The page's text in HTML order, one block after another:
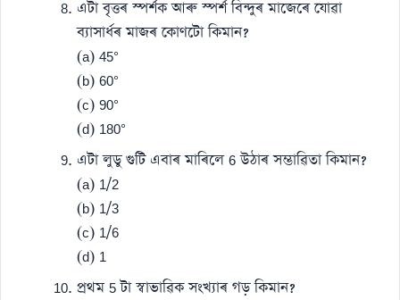
এটা বৃত্তৰ স্পৰ্শক আৰু স্পৰ্শ বিন্দুৰ মাজেৰে যোৱা
ব্যাসাৰ্ধৰ মাজৰ কোণটো কিমান?
(a) 45°
(b) 60°
(c) 90°
(d) 180°
এটা লুডু গুটি এবাৰ মাৰিলে 6 উঠাৰ সম্ভাৱিতা কিমান?
(a) 1/2
(b) 1/3
(c) 1/6
(d) 1
প্ৰথম 5 টা স্বাভাৱিক সংখ্যাৰ গড় কিমান?